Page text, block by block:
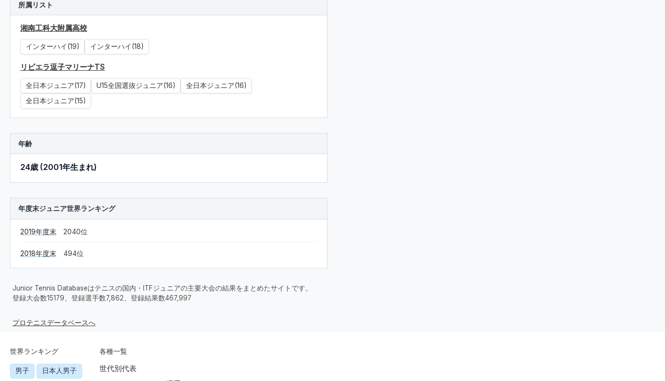
所属リスト
湘南工科大附属高校
インターハイ(19) インターハイ(18)
リビエラ逗子マリーナTS
全日本ジュニア(17) U15全国選抜ジュニア(16)
全日本ジュニア(16)
全日本ジュニア(15)
年齢
24歳 (2001年生まれ)
年度末ジュニア世界ランキング
2019年度末 2040位
2018年度末 494位
Junior Tennis Databaseはテニスの国内・ITFジュニアの主要大会の結果をまとめたサイトです。
登録大会数15179、登録選手数7,862、登録結果数467,997
プロテニスデータベースへ
世界ランキング
男子 日本人男子
各種一覧
世代別代表